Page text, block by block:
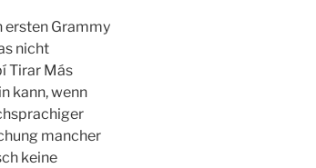
ersten Grammy
nicht
Tirar Más
kann, wenn
mancher
keine